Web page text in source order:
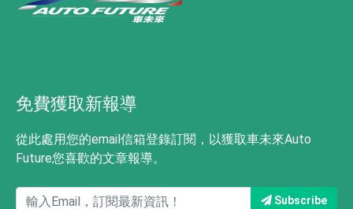
免費獲取新報導
從此處用您的email信箱登錄訂閱，以獲取車未來Auto
Future您喜歡的文章報導。
Subscribe